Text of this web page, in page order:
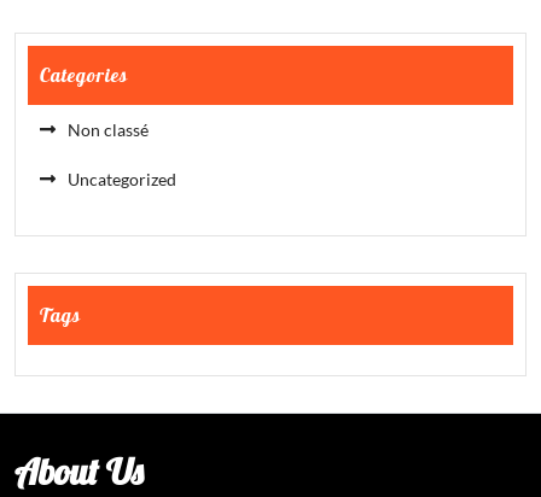
Categories
Non classé
Uncategorized
Tags
About Us